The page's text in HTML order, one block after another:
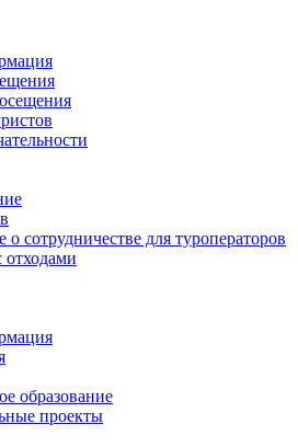
сотрудничестве для туроператоров
образование
проекты